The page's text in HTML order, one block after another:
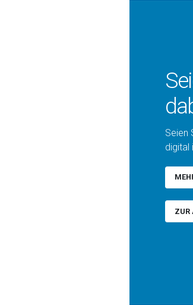
Seien
digital
ZUR